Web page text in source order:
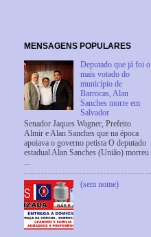
MENSAGENS POPULARES
Deputado que já foi o
mais votado do
município de
Barrocas, Alan
Sanches morre em
Salvador
Senador Jaques Wagner, Prefeito
Almir e Alan Sanches que na época
apoiava o governo petista O deputado
estadual Alan Sanches (União) morreu
...
(sem nome)